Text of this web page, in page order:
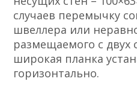
случаев перемычку
швеллера или
размещаемого с двух
широкая планка
горизонтально.